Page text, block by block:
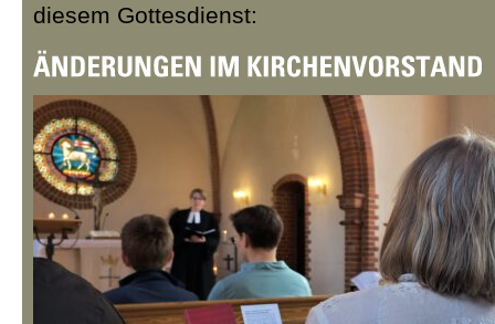
diesem Gottesdienst: